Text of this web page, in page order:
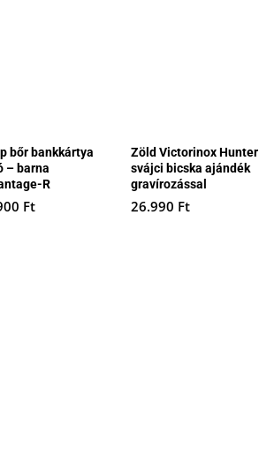
bőr bankkártya
– barna
R
Ft
Zöld Victorinox Hunter
svájci bicska ajándék
gravírozással
26.990 Ft